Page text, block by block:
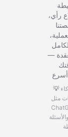
رأي،
—
مثل